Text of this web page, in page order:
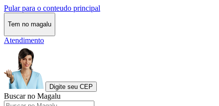
Pular para o conteudo principal
Tem no magalu
Atendimento
Digite seu CEP
Buscar no Magalu